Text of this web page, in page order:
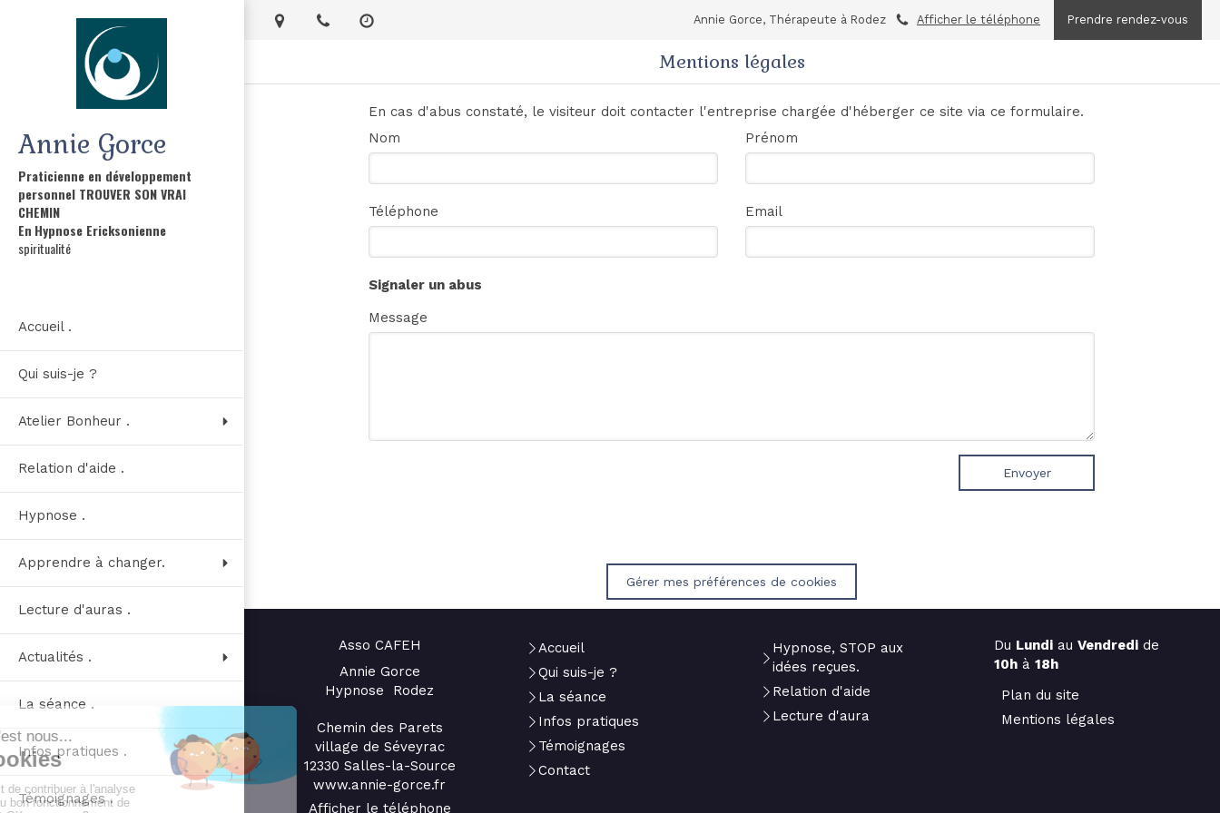
Annie Gorce
Praticienne en développement
personnel TROUVER SON VRAI
CHEMIN
En Hypnose Ericksonienne
spiritualité
Accueil .
Qui suis-je ?
Atelier Bonheur .
Relation d'aide .
Hypnose .
Apprendre à changer.
Lecture d'auras .
Actualités .
La séance .
Infos pratiques .
Témoignages .
Prendre rendez-vous
Afficher le téléphone
Annie Gorce, Thérapeute à Rodez
Mentions légales
En cas d'abus constaté, le visiteur doit contacter l'entreprise chargée d'héberger ce site via ce formulaire.
Nom
Prénom
Téléphone Email
Signaler un abus
Message
Envoyer
Gérer mes préférences de cookies
Asso CAFEH
Annie Gorce
Hypnose Rodez
Chemin des Parets
village de Séveyrac
12330 Salles-la-Source
www.annie-gorce.fr
Afficher le téléphone
Accueil
Qui suis-je ?
La séance
Infos pratiques
Témoignages
Contact
Hypnose, STOP aux
idées reçues.
Relation d'aide
Lecture d'aura
Du Lundi auVendredi de
10h à18h
Plan du site
Mentions légales